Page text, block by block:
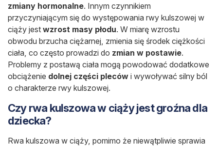
zmiany hormonalne. Innym czynnikiem
przyczyniającym się do występowania rwy kulszowej w
ciąży jest wzrost masy płodu. W miarę wzrostu
obwodu brzucha ciężarnej, zmienia się środek ciężkości
ciała, co często prowadzi do zmian w postawie.
Problemy z postawą ciała mogą powodować dodatkowe
obciążenie dolnej części pleców i wywoływać silny ból
o charakterze rwy kulszowej.
Czy rwa kulszowa w ciąży jest groźna dla
dziecka?
Rwa kulszowa w ciąży, pomimo że niewątpliwie sprawia